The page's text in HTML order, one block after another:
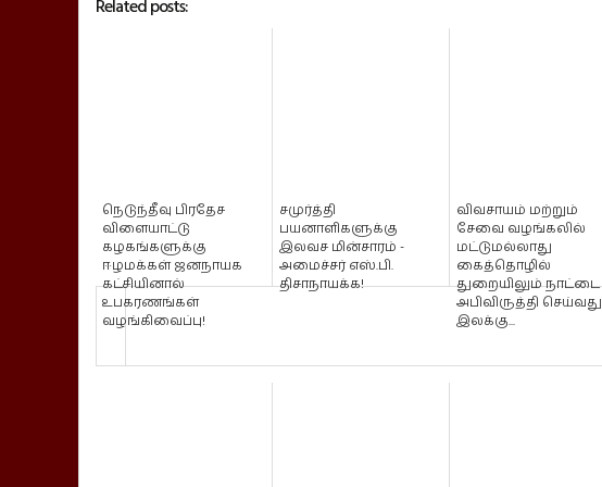
Related posts:
நெடுந்தீவு பிரதேச
விளையாட்டு
கழகங்களுக்கு
ஈழமக்கள் ஜனநாயக
கட்சியினால்
உபகரணங்கள்
வழங்கிவைப்பு!
சமுர்த்தி
பயனாளிகளுக்கு
இலவச மின்சாரம் -
அமைச்சர் எஸ்.பி.
திசாநாயக்க!
விவசாயம் மற்றும்
சேவை வழங்கலில்
மட்டுமல்லாது
கைத்தொழில்
துறையிலும் நாட்டை
அபிவிருத்தி செய்வது
இலக்கு...